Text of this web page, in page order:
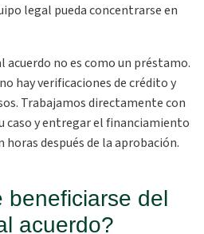
legal pueda concentrarse en
no es como un préstamo.
hay verificaciones de crédito y
Trabajamos directamente con
caso y entregar el financiamiento
después de la aprobación.
beneficiarse del
acuerdo?